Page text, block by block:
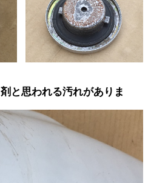
と思われる汚れがありま